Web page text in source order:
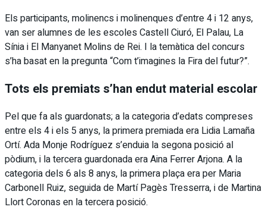
Els participants, molinencs i molinenques d’entre 4 i 12 anys,
van ser alumnes de les escoles Castell Ciuró, El Palau, La
Sínia i El Manyanet Molins de Rei. I la temàtica del concurs
s’ha basat en la pregunta “Com t’imagines la Fira del futur?”.
Tots els premiats s’han endut material escolar
Pel que fa als guardonats; a la categoria d’edats compreses
entre els 4 i els 5 anys, la primera premiada era Lidia Lamaña
Ortí. Ada Monje Rodríguez s’enduia la segona posició al
pòdium, i la tercera guardonada era Aina Ferrer Arjona. A la
categoria dels 6 als 8 anys, la primera plaça era per Maria
Carbonell Ruiz, seguida de Martí Pagès Tresserra, i de Martina
Llort Coronas en la tercera posició.